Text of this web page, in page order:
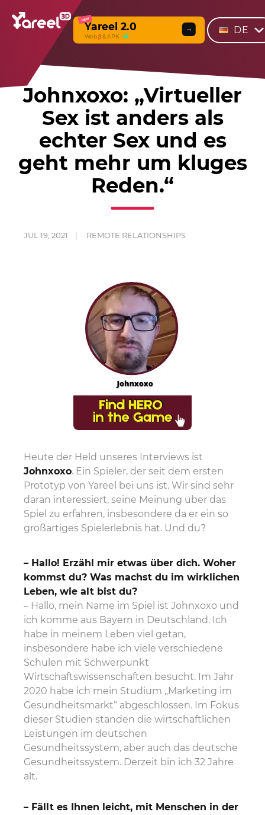
NEW
Yareel 2.0
Webβ & APK
→ DE
Johnxoxo: „Virtueller
Sex ist anders als
echter Sex und es
geht mehr um kluges
Reden.“
JUL 19, 2021 REMOTE RELATIONSHIPS
Heute der Held unseres Interviews ist
Johnxoxo. Ein Spieler, der seit dem ersten
Prototyp von Yareel bei uns ist. Wir sind sehr
daran interessiert, seine Meinung über das
Spiel zu erfahren, insbesondere da er ein so
großartiges Spielerlebnis hat. Und du?
– Hallo! Erzähl mir etwas über dich. Woher
kommst du? Was machst du im wirklichen
Leben, wie alt bist du?
– Hallo, mein Name im Spiel ist Johnxoxo und
ich komme aus Bayern in Deutschland. Ich
habe in meinem Leben viel getan,
insbesondere habe ich viele verschiedene
Schulen mit Schwerpunkt
Wirtschaftswissenschaften besucht. Im Jahr
2020 habe ich mein Studium „Marketing im
Gesundheitsmarkt“ abgeschlossen. Im Fokus
dieser Studien standen die wirtschaftlichen
Leistungen im deutschen
Gesundheitssystem, aber auch das deutsche
Gesundheitssystem. Derzeit bin ich 32 Jahre
alt.
– Fällt es Ihnen leicht, mit Menschen in der